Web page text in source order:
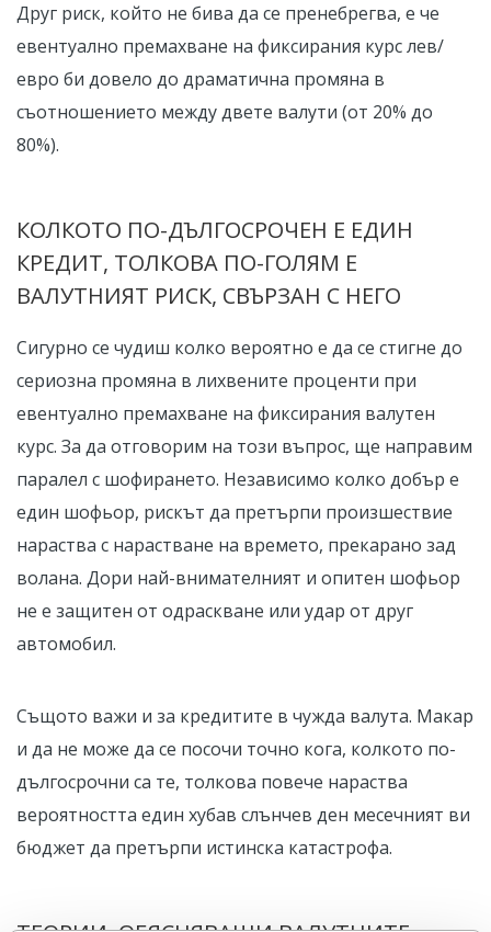
Друг риск, който не бива да се пренебрегва, е че
евентуално премахване на фиксирания курс лев/
евро би довело до драматична промяна в
съотношението между двете валути (от 20% до
80%).
КОЛКОТО ПО-ДЪЛГОСРОЧЕН Е ЕДИН
КРЕДИТ, ТОЛКОВА ПО-ГОЛЯМ Е
ВАЛУТНИЯТ РИСК, СВЪРЗАН С НЕГО
Сигурно се чудиш колко вероятно е да се стигне до
сериозна промяна в лихвените проценти при
евентуално премахване на фиксирания валутен
курс. За да отговорим на този въпрос, ще направим
паралел с шофирането. Независимо колко добър е
един шофьор, рискът да претърпи произшествие
нараства с нарастване на времето, прекарано зад
волана. Дори най-внимателният и опитен шофьор
не е защитен от одраскване или удар от друг
автомобил.
Същото важи и за кредитите в чужда валута. Макар
и да не може да се посочи точно кога, колкото по-
дългосрочни са те, толкова повече нараства
вероятността един хубав слънчев ден месечният ви
бюджет да претърпи истинска катастрофа.